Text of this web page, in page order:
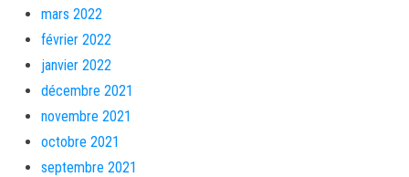
mars 2022
février 2022
janvier 2022
décembre 2021
novembre 2021
octobre 2021
septembre 2021